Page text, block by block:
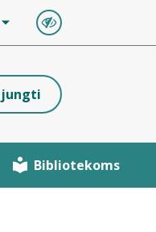
Bibliotekoms